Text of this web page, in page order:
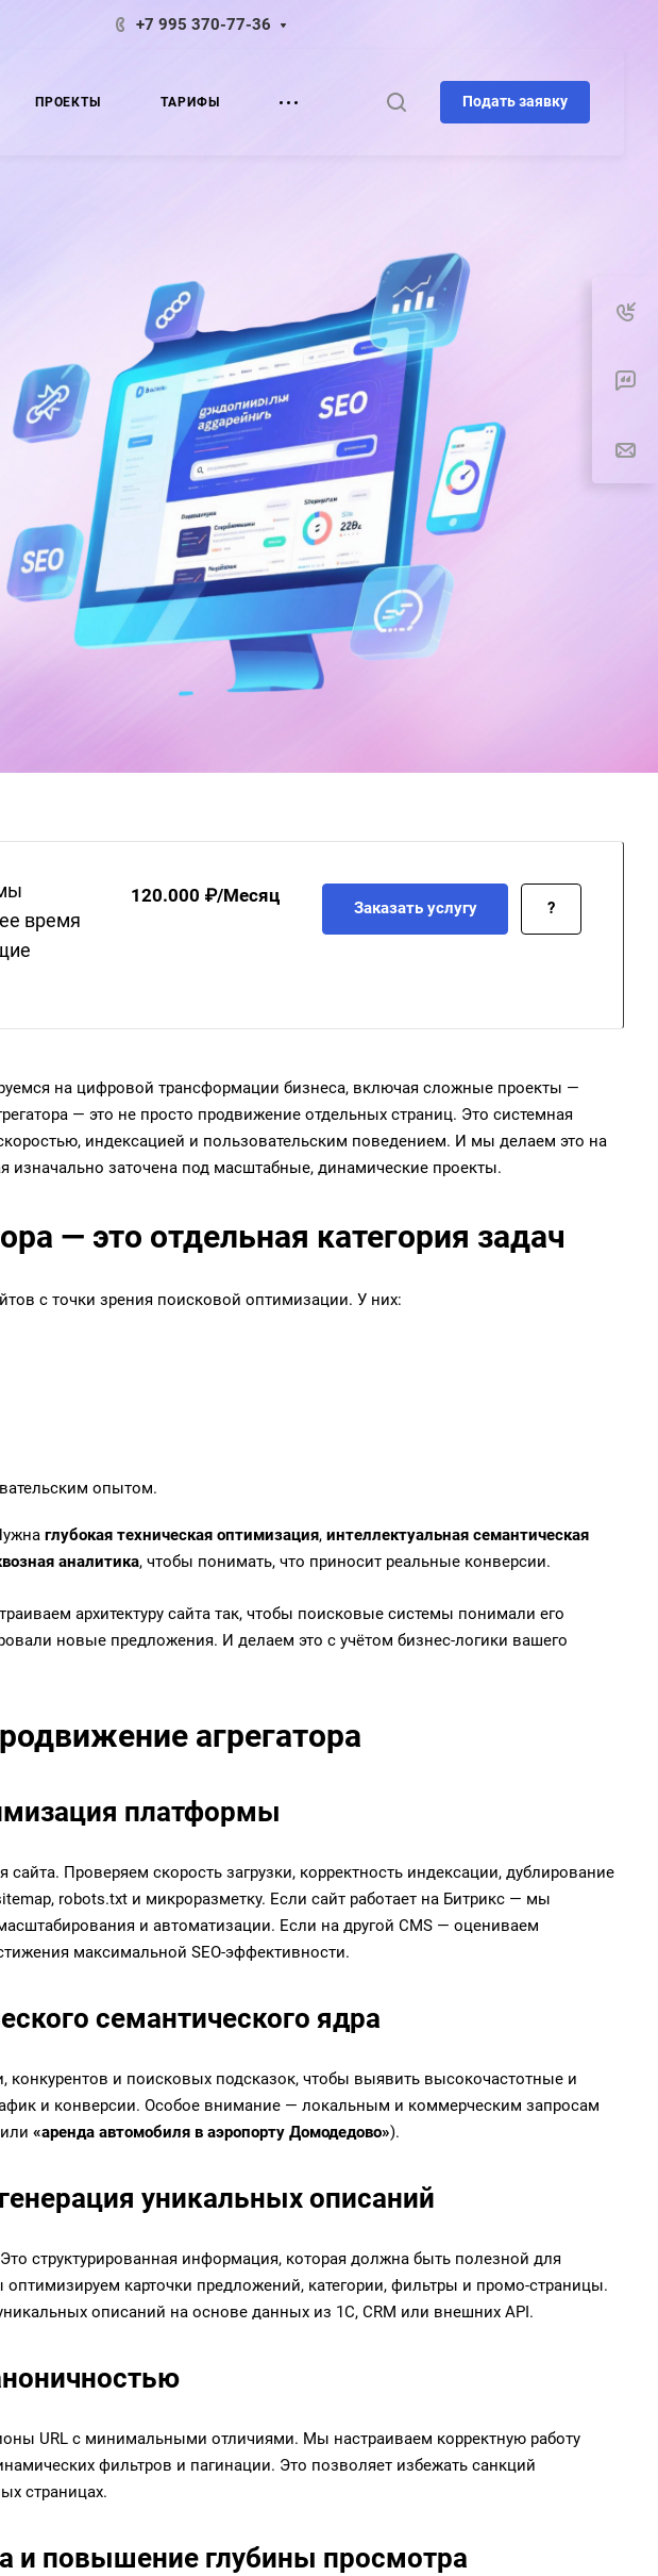
+7 995 370-77-36
ПРОЕКТЫ ТАРИФЫ Подать заявку
время
120.000 ₽/Месяц
Заказать услугу ?
на цифровой трансформации бизнеса, включая сложные проекты —
— это не просто продвижение отдельных страниц. Это системная
индексацией и пользовательским поведением. И мы делаем это на
изначально заточена под масштабные, динамические проекты.
— это отдельная категория задач
с точки зрения поисковой оптимизации. У них:
опытом.
глубокая техническая оптимизация, интеллектуальная семантическая
аналитика, чтобы понимать, что приносит реальные конверсии.
архитектуру сайта так, чтобы поисковые системы понимали его
новые предложения. И делаем это с учётом бизнес-логики вашего
агрегатора
платформы
Проверяем скорость загрузки, корректность индексации, дублирование
robots.txt и микроразметку. Если сайт работает на Битрикс — мы
и автоматизации. Если на другой CMS — оцениваем
максимальной SEO-эффективности.
семантического ядра
и поисковых подсказок, чтобы выявить высокочастотные и
и конверсии. Особое внимание — локальным и коммерческим запросам
или «аренда автомобиля в аэропорту Домодедово»).
уникальных описаний
структурированная информация, которая должна быть полезной для
карточки предложений, категории, фильтры и промо-страницы.
описаний на основе данных из 1С, CRM или внешних API.
URL с минимальными отличиями. Мы настраиваем корректную работу
фильтров и пагинации. Это позволяет избежать санкций
страницах.
и повышение глубины просмотра